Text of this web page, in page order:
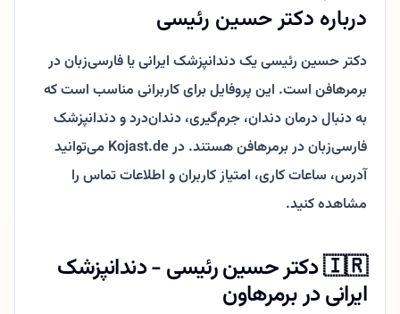
درباره دکتر حسین رئیسی
دکتر حسین رئیسی یک دندانپزشک ایرانی یا فارسی‌زبان در
برمرهافن است. این پروفایل برای کاربرانی مناسب است که
به دنبال درمان دندان، جرم‌گیری، دندان‌درد و دندانپزشک
فارسی‌زبان در برمرهافن هستند. در Kojast.de می‌توانید
آدرس، ساعات کاری، امتیاز کاربران و اطلاعات تماس را
مشاهده کنید.
🇮🇷 دکتر حسین رئیسی - دندانپزشک
ایرانی در برمرهاون